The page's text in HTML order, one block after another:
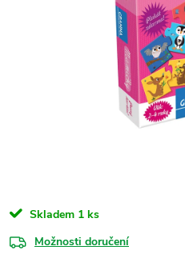
Skladem 1 ks
Možnosti doručení